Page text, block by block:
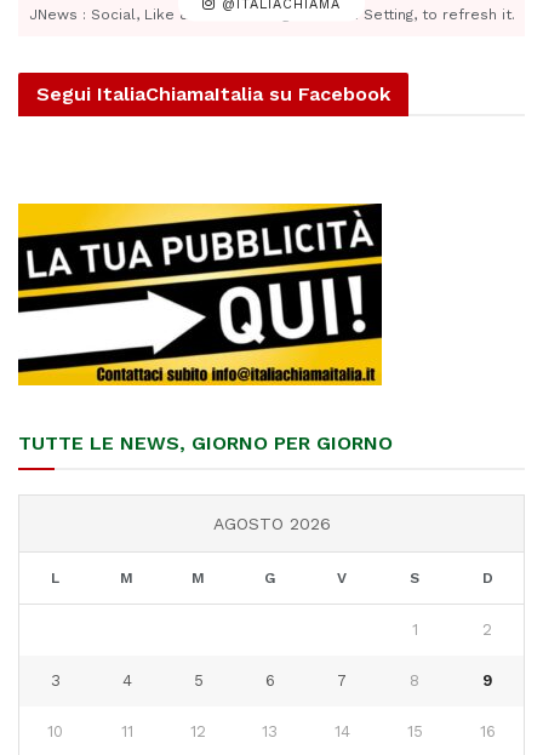
@ITALIACHIAMA
JNews : Social, Like & View > Instagram Feed Setting, to refresh it.
Segui ItaliaChiamaItalia su Facebook
TUTTE LE NEWS, GIORNO PER GIORNO
AGOSTO 2026
L M M G V S D
1 2
3 4 5 6 7 8 9
10 11 12 13 14 15 16